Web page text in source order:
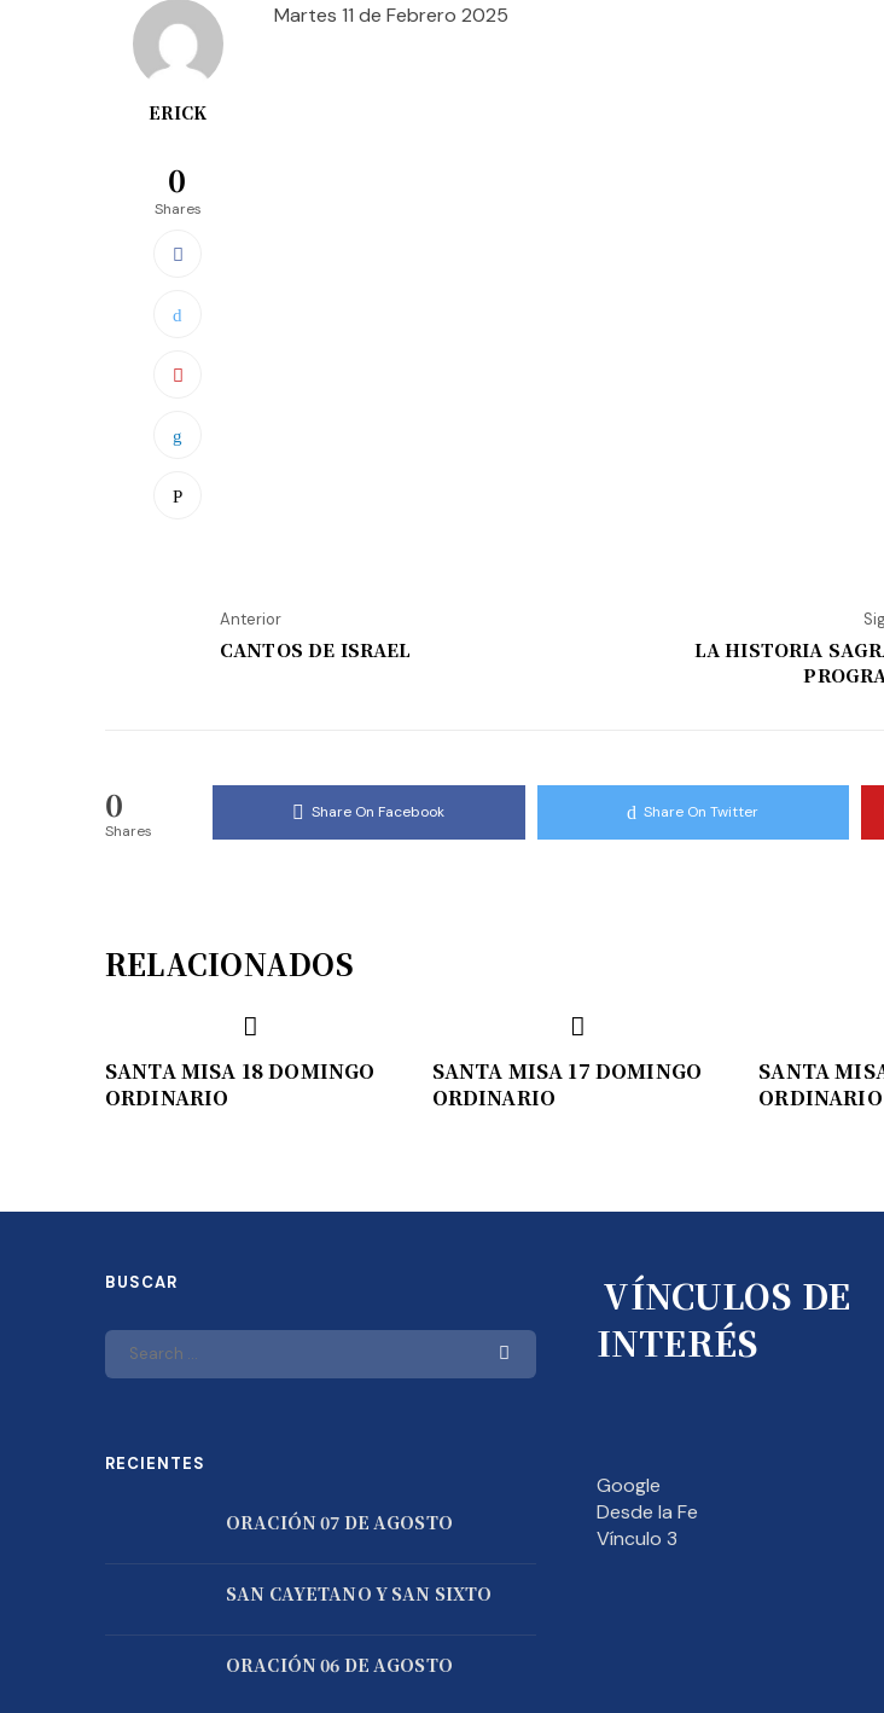
ERICK
0
Shares
Martes 11 de Febrero 2025
Anterior
CANTOS DE ISRAEL
LA HISTORIA
0
Shares
Share On Facebook Share On Twitter
RELACIONADOS
SANTA MISA 18 DOMINGO
ORDINARIO
SANTA MISA 17 DOMINGO
ORDINARIO
SANTA
ORDINARIO
BUSCAR
RECIENTES
ORACIÓN 07 DE AGOSTO
SAN CAYETANO Y SAN SIXTO
ORACIÓN 06 DE AGOSTO
VÍNCULOS DE
INTERÉS
Google
Desde la Fe
Vínculo 3